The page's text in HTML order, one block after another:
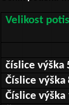
Velikost
číslice výška
Číslice
Číslice